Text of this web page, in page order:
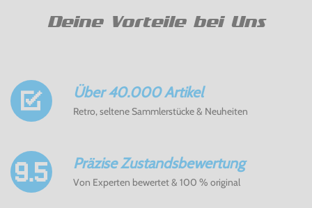
Deine Vorteile bei Uns
Über 40.000 Artikel
Retro, seltene Sammlerstücke & Neuheiten
Präzise Zustandsbewertung
Von Experten bewertet & 100 % original